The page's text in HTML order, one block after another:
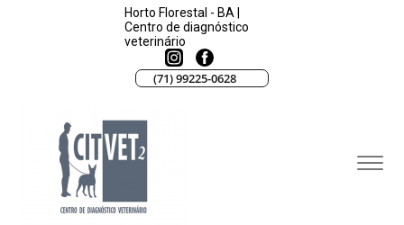
Horto Florestal - BA |
Centro de diagnóstico
veterinário
(71) 99225-0628